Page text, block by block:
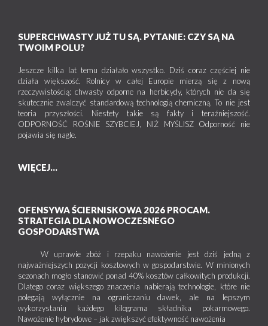
SUPERCHWASTY JUŻ TU SĄ. PYTANIE: CZY SĄ NA
TWOIM POLU?
Jeszcze kilka lat temu działało wszystko. Dziś coraz częściej nie
działa większość. Rolnicy w całej Europie mierzą się z nową
rzeczywistością: chwasty odporne na herbicydy, których nie da się
skutecznie zwalczyć standardową technologią chemiczną. To nie jest
teoria przyszłości. Niestety takie są fakty i teraźniejszość.
ODPORNOŚĆ ROŚNIE SZYBCIEJ, NIŻ MYŚLISZ Odporność nie
pojawia się nagle.
WIĘCEJ...
OFENSYWA ŚCIERNISKOWA 2026 PROCAM.
STRATEGIA DLA NOWOCZESNEGO
GOSPODARSTWA
W uprawie zbóż i rzepaku nawożenie jest dziś jedną z
najważniejszych pozycji kosztowych w gospodarstwie. W minionych
sezonach mogło stanowić ponad 40% kosztów całkowitych produkcji.
Dlatego coraz większego znaczenia nabierają technologie, które nie
polegają wyłącznie na ograniczaniu dawek, ale na lepszym
wykorzystaniu każdego kilograma składnika pokarmowego.
Nawożenie hybrydowe – jak zwiększyć efektywność nawożenia